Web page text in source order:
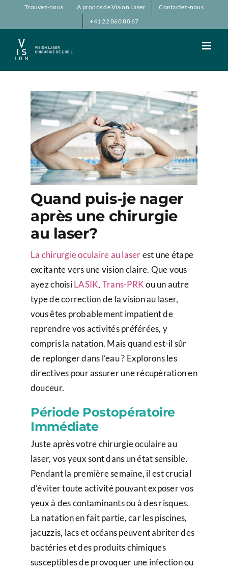
PasserTrouvez-nous A propos de Vision Laser
Contactez-nous
+41 22 860 80 67
Quand puis-je nager
après une chirurgie
au laser?
La chirurgie oculaire au laserest une étape
excitante vers une vision claire. Que vous
ayez choisiLASIK, Trans-PRKou un autre
type de correction de la vision au laser,
vous êtes probablement impatient de
reprendre vos activités préférées, y
compris la natation. Mais quand est-il sûr
de replonger dans l’eau ? Explorons les
directives pour assurer une récupération en
douceur.
Période Postopératoire
Immédiate
Juste après votre chirurgie oculaire au
laser, vos yeux sont dans un état sensible.
Pendant la première semaine, il est crucial
d’éviter toute activité pouvant exposer vos
yeux à des contaminants ou à des risques.
La natation en fait partie, car les piscines,
jacuzzis, lacs et océans peuvent abriter des
bactéries et des produits chimiques
susceptibles de provoquer une infection ou